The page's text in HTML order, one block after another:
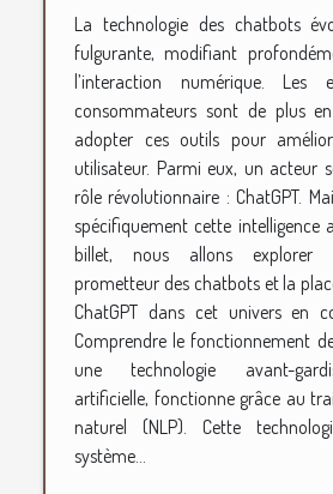
La technologie des chatbots
fulgurante, modifiant
l’interaction numérique. Les
consommateurs sont de plus
adopter ces outils pour
utilisateur. Parmi eux, un acteur
rôle révolutionnaire : ChatGPT.
spécifiquement cette intelligence
billet, nous allons explorer
prometteur des chatbots et la
ChatGPT dans cet univers en
Comprendre le fonctionnement de
une technologie avant-
artificielle, fonctionne grâce au
naturel (NLP). Cette
système...